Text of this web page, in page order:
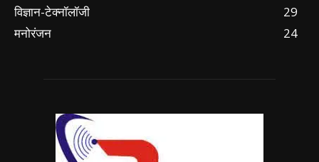
विज्ञान-टेक्नॉलॉजी
29
मनोरंजन
24